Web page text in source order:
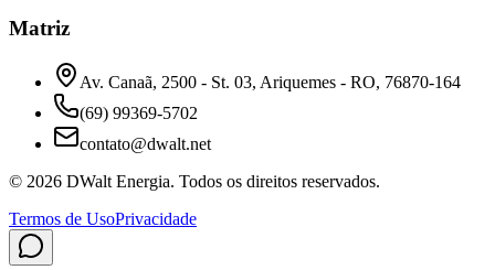
Matriz
Av. Canaã, 2500 - St. 03, Ariquemes - RO, 76870-164
(69) 99369-5702
contato@dwalt.net
© 2026 DWalt Energia. Todos os direitos reservados.
Termos de UsoPrivacidade